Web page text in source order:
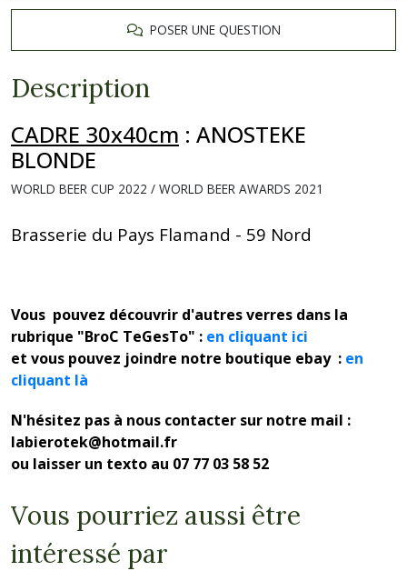
POSER UNE QUESTION
Description
CADRE 30x40cm : ANOSTEKE
BLONDE
WORLD BEER CUP 2022 / WORLD BEER AWARDS 2021
Brasserie du Pays Flamand - 59 Nord
Vous pouvez découvrir d'autres verres dans la
rubrique "BroC TeGesTo" : en cliquant ici
et vous pouvez joindre notre boutique ebay : en
cliquant là
N'hésitez pas à nous contacter sur notre mail :
labierotek@hotmail.fr
ou laisser un texto au 07 77 03 58 52
Vous pourriez aussi être
intéressé par